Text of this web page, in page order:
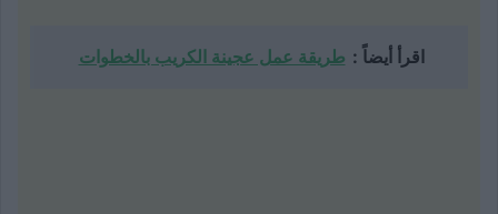
اقرأ أيضاً : طريقة عمل عجينة الكريب بالخطوات